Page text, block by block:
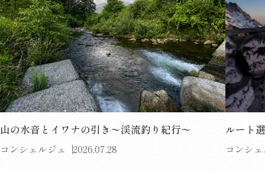
山の水音とイワナの引き〜渓流釣り紀行〜
コンシェルジュ 2026.07.28
ルート
コンシ